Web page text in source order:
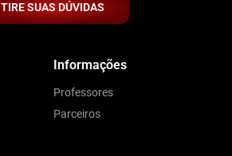
TIRE SUAS DÚVIDAS
Informações
Professores
Parceiros